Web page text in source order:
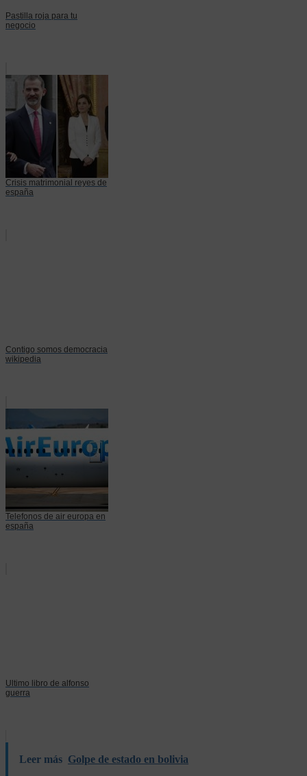
Pastilla roja para tu
negocio
Crisis matrimonial reyes de
españa
Contigo somos democracia
wikipedia
Telefonos de air europa en
españa
Ultimo libro de alfonso
guerra
Leer más Golpe de estado en bolivia